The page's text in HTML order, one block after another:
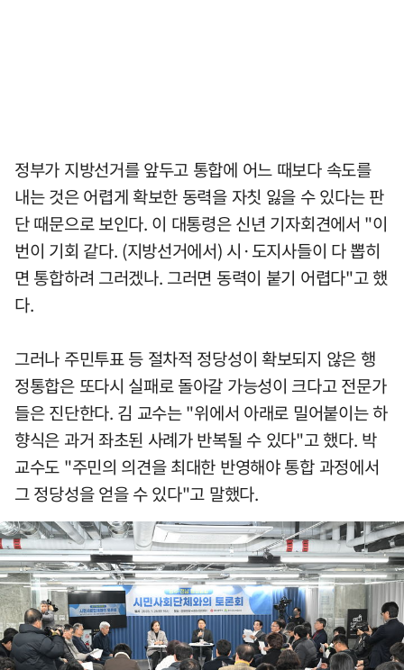
정부가 지방선거를 앞두고 통합에 어느 때보다 속도를
내는 것은 어렵게 확보한 동력을 자칫 잃을 수 있다는 판
단 때문으로 보인다. 이 대통령은 신년 기자회견에서 "이
번이 기회 같다. (지방선거에서) 시·도지사들이 다 뽑히
면 통합하려 그러겠나. 그러면 동력이 붙기 어렵다"고 했
다.
그러나 주민투표 등 절차적 정당성이 확보되지 않은 행
정통합은 또다시 실패로 돌아갈 가능성이 크다고 전문가
들은 진단한다. 김 교수는 "위에서 아래로 밀어붙이는 하
향식은 과거 좌초된 사례가 반복될 수 있다"고 했다. 박
교수도 "주민의 의견을 최대한 반영해야 통합 과정에서
그 정당성을 얻을 수 있다"고 말했다.